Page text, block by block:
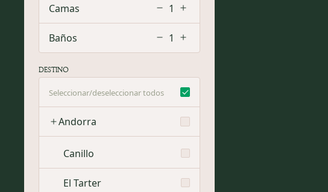
1
Camas
1
Baños
DESTINO
Seleccionar/deseleccionar todos
Andorra
Canillo
El Tarter